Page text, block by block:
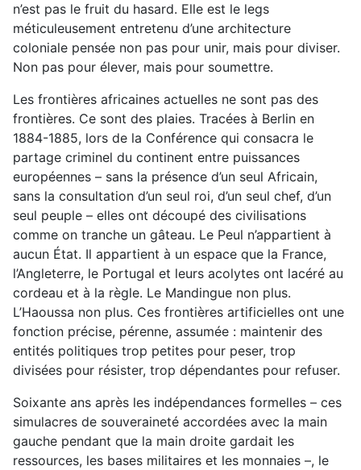
n’est pas le fruit du hasard. Elle est le legs
méticuleusement entretenu d’une architecture
coloniale pensée non pas pour unir, mais pour diviser.
Non pas pour élever, mais pour soumettre.
Les frontières africaines actuelles ne sont pas des
frontières. Ce sont des plaies. Tracées à Berlin en
1884-1885, lors de la Conférence qui consacra le
partage criminel du continent entre puissances
européennes – sans la présence d’un seul Africain,
sans la consultation d’un seul roi, d’un seul chef, d’un
seul peuple – elles ont découpé des civilisations
comme on tranche un gâteau. Le Peul n’appartient à
aucun État. Il appartient à un espace que la France,
l’Angleterre, le Portugal et leurs acolytes ont lacéré au
cordeau et à la règle. Le Mandingue non plus.
L’Haoussa non plus. Ces frontières artificielles ont une
fonction précise, pérenne, assumée : maintenir des
entités politiques trop petites pour peser, trop
divisées pour résister, trop dépendantes pour refuser.
Soixante ans après les indépendances formelles – ces
simulacres de souveraineté accordées avec la main
gauche pendant que la main droite gardait les
ressources, les bases militaires et les monnaies –, le